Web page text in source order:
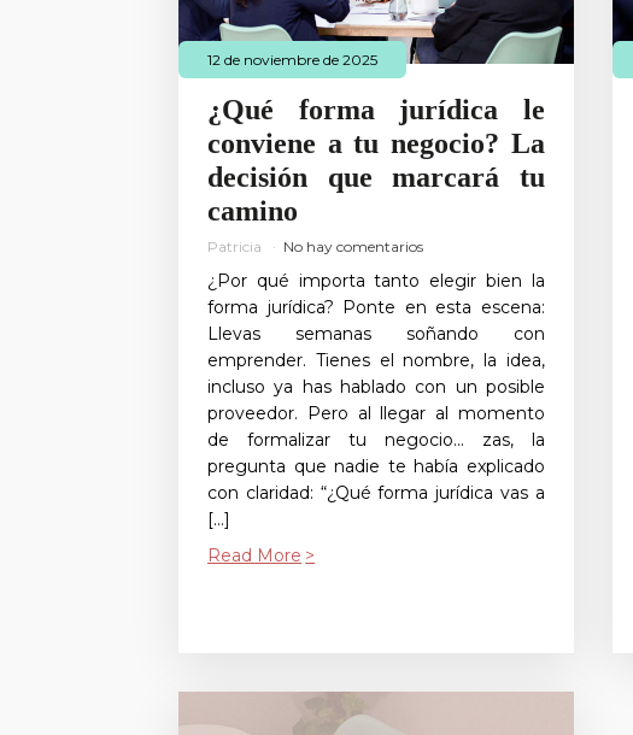
12 de noviembre de 2025
¿Qué forma jurídica le
conviene a tu negocio? La
decisión que marcará tu
camino
Patricia No hay comentarios
¿Por qué importa tanto elegir bien la
forma jurídica? Ponte en esta escena:
Llevas semanas soñando con
emprender. Tienes el nombre, la idea,
incluso ya has hablado con un posible
proveedor. Pero al llegar al momento
de formalizar tu negocio… zas, la
pregunta que nadie te había explicado
con claridad: “¿Qué forma jurídica vas a
[…]
Read More